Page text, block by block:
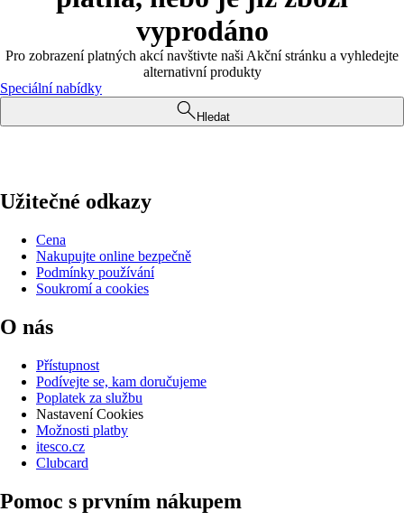
vyprodáno
Pro zobrazení platných akcí navštivte naši Akční stránku a vyhledejte
alternativní produkty
Speciální nabídky
Hledat
Užitečné odkazy
Cena
Nakupujte online bezpečně
Podmínky používání
Soukromí a cookies
O nás
Přístupnost
Podívejte se, kam doručujeme
Poplatek za službu
Nastavení Cookies
Možnosti platby
itesco.cz
Clubcard
Pomoc s prvním nákupem